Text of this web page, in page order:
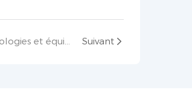
Suivant